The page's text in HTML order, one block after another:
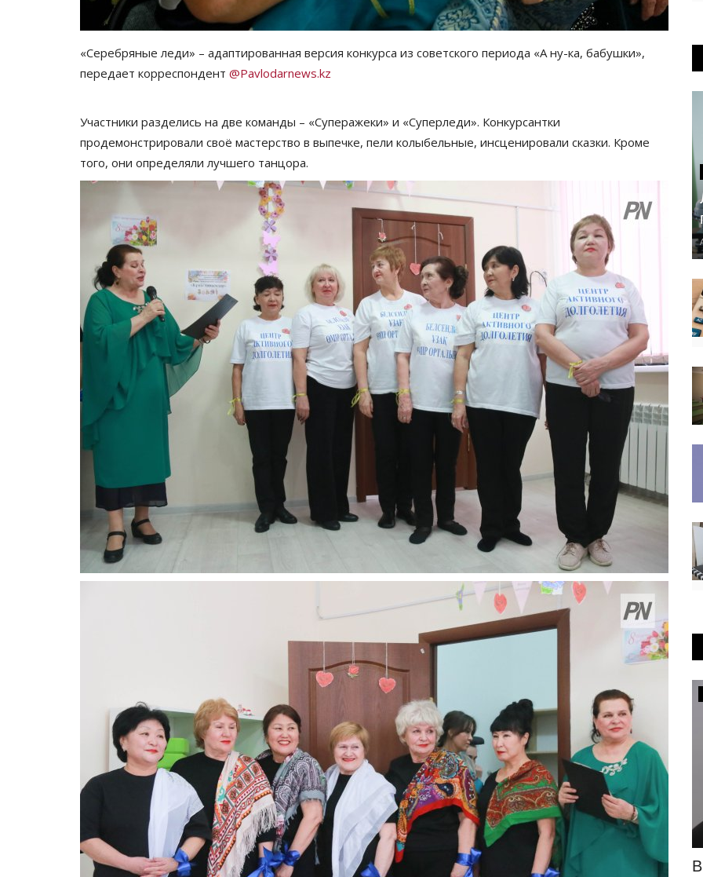
«Серебряные леди» – адаптированная версия конкурса из советского периода «А ну-ка, бабушки»,
передает корреспондент @Pavlodarnews.kz
Участники разделись на две команды – «Суперажеки» и «Суперледи». Конкурсантки
продемонстрировали своё мастерство в выпечке, пели колыбельные, инсценировали сказки. Кроме
того, они определяли лучшего танцора.
Павлодарцы обыграли сборную
В Павлодарской области перекрыли